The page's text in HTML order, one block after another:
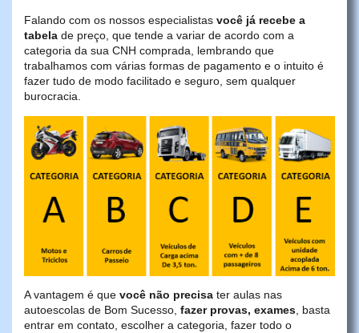
Falando com os nossos especialistas você já recebe a
tabela de preço, que tende a variar de acordo com a
categoria da sua CNH comprada, lembrando que
trabalhamos com várias formas de pagamento e o intuito é
fazer tudo de modo facilitado e seguro, sem qualquer
burocracia.
A vantagem é que você não precisa ter aulas nas
autoescolas de Bom Sucesso, fazer provas, exames, basta
entrar em contato, escolher a categoria, fazer todo o